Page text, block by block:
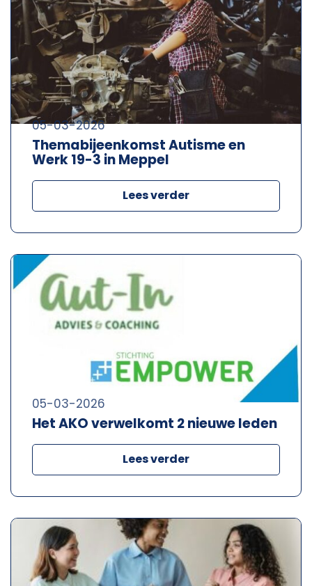
Themabijeenkomst Autisme en
Werk 19-3 in Meppel
05-03-2026
Lees verder
Het AKO verwelkomt 2 nieuwe leden
05-03-2026
Lees verder